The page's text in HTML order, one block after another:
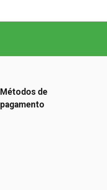
Métodos de
pagamento